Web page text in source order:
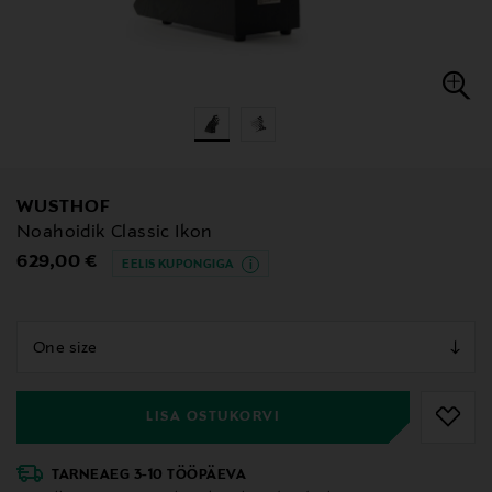
WUSTHOF
Noahoidik Classic Ikon
Original Price
629,00 € EELIS KUPONGIGA
LISA OSTUKORVI
TARNEAEG 3-10 TÖÖPÄEVA